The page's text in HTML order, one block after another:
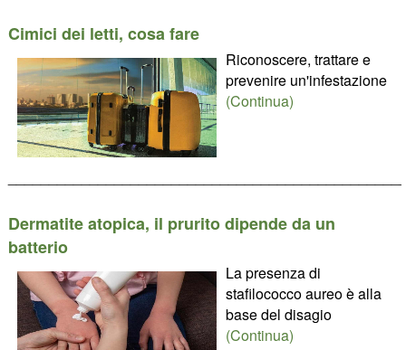
Cimici dei letti, cosa fare
Riconoscere, trattare e
prevenire un'infestazione
(Continua)
Dermatite atopica, il prurito dipende da un
batterio
La presenza di
stafilococco aureo è alla
base del disagio
(Continua)